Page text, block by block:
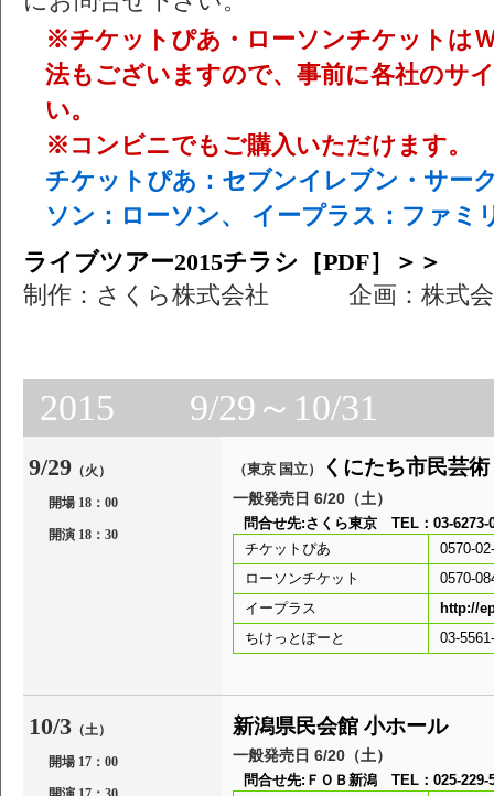
※チケットぴあ・ローソンチケットは
法もございますので、事前に各社のサ
い。
※コンビニでもご購入いただけます。
チケットぴあ：セブンイレブン・サー
ソン：ローソン、 イープラス：ファミ
ライブツアー2015チラシ［PDF］＞＞
制作：さくら株式会社 企画：株式会
2015 9/29～10/31
9/29 （火）
開場 18：00
開演 18：30
（東京 国立） くにたち市民芸
一般発売日 6/20（土）
問合せ先:さくら東京 TEL：03-6273-
チケットぴあ
0570-
ローソンチケット
0570-
イープラス
http://
ちけっとぽーと
03-
10/3 （土）
開場 17：00
新潟県民会館 小ホール
一般発売日 6/20（土）
問合せ先:ＦＯＢ新潟 TEL：025-229-